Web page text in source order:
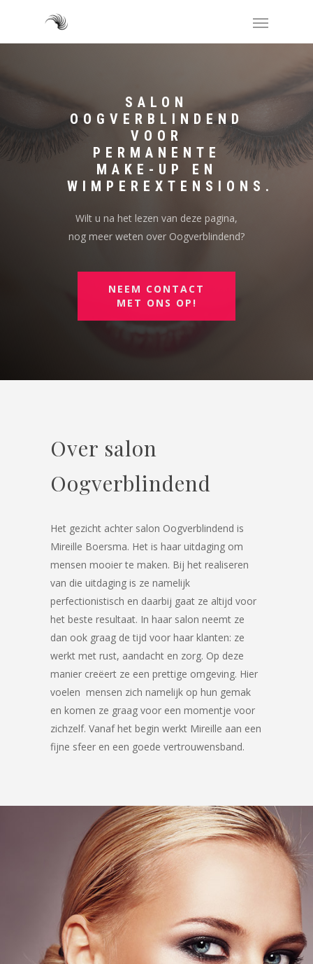
SALON
OOGVERBLINDEND
VOOR
PERMANENTE
MAKE-UP EN
WIMPEREXTENSIONS.
Wilt u na het lezen van deze pagina,
nog meer weten over Oogverblindend?
NEEM CONTACT
MET ONS OP!
Over salon
Oogverblindend
Het gezicht achter salon Oogverblindend is
Mireille Boersma. Het is haar uitdaging om
mensen mooier te maken. Bij het realiseren
van die uitdaging is ze namelijk
perfectionistisch en daarbij gaat ze altijd voor
het beste resultaat. In haar salon neemt ze
dan ook graag de tijd voor haar klanten: ze
werkt met rust, aandacht en zorg. Op deze
manier creëert ze een prettige omgeving. Hier
voelen mensen zich namelijk op hun gemak
en komen ze graag voor een momentje voor
zichzelf. Vanaf het begin werkt Mireille aan een
fijne sfeer en een goede vertrouwensband.